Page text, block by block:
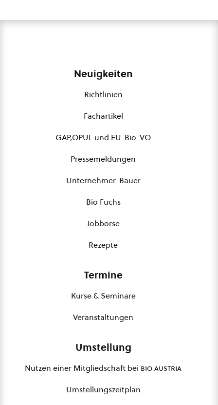
Neuigkeiten
Richtlinien
Fachartikel
GAP,ÖPUL und EU-Bio-VO
Pressemeldungen
Unternehmer-Bauer
Bio Fuchs
Jobbörse
Rezepte
Termine
Kurse & Seminare
Veranstaltungen
Umstellung
Nutzen einer Mitgliedschaft bei bio austria
Umstellungszeitplan